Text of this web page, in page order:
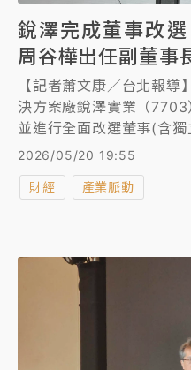
銳澤完成董事改
周谷樺出任副董事
【記者蕭文康／台北報
決方案廠銳澤實業（
並進行全面改選董事(含
獨立董事3席，新當選董
惠蘭擔任，隨後董事會推
2026/05/20 19:55
財經 產業脈動